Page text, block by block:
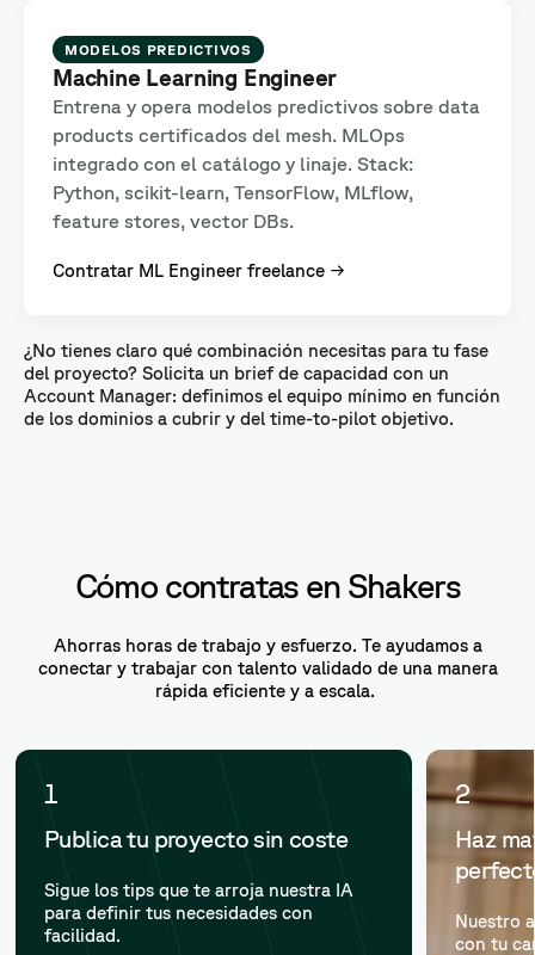
MODELOS PREDICTIVOS
Machine Learning Engineer
Entrena y opera modelos predictivos sobre data
products certificados del mesh. MLOps
integrado con el catálogo y linaje. Stack:
Python, scikit-learn, TensorFlow, MLflow,
feature stores, vector DBs.
Contratar ML Engineer freelance →
¿No tienes claro qué combinación necesitas para tu fase
del proyecto? Solicita un brief de capacidad con un
Account Manager: definimos el equipo mínimo en función
de los dominios a cubrir y del time-to-pilot objetivo.
Cómo contratas en Shakers
Ahorras horas de trabajo y esfuerzo. Te ayudamos a
conectar y trabajar con talento validado de una manera
rápida eficiente y a escala.
1
Publica tu proyecto sin coste
Sigue los tips que te arroja nuestra IA
para definir tus necesidades con
facilidad.
2
Haz
Nuestro
con tu